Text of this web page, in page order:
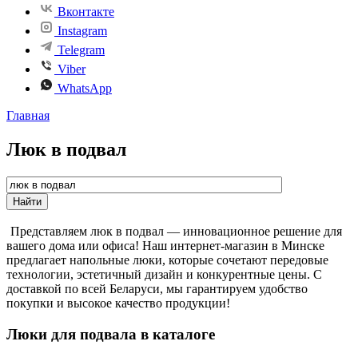
Вконтакте
Instagram
Telegram
Viber
WhatsApp
Главная
Люк в подвал
Представляем люк в подвал — инновационное решение для
вашего дома или офиса! Наш интернет-магазин в Минске
предлагает напольные люки, которые сочетают передовые
технологии, эстетичный дизайн и конкурентные цены. С
доставкой по всей Беларуси, мы гарантируем удобство
покупки и высокое качество продукции!
Люки для подвала в каталоге